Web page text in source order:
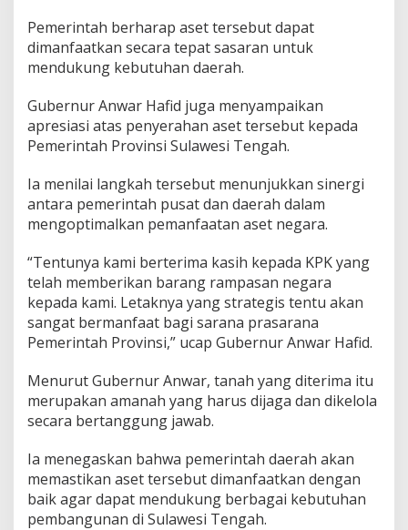
Pemerintah berharap aset tersebut dapat
dimanfaatkan secara tepat sasaran untuk
mendukung kebutuhan daerah.
Gubernur Anwar Hafid juga menyampaikan
apresiasi atas penyerahan aset tersebut kepada
Pemerintah Provinsi Sulawesi Tengah.
Ia menilai langkah tersebut menunjukkan sinergi
antara pemerintah pusat dan daerah dalam
mengoptimalkan pemanfaatan aset negara.
“Tentunya kami berterima kasih kepada KPK yang
telah memberikan barang rampasan negara
kepada kami. Letaknya yang strategis tentu akan
sangat bermanfaat bagi sarana prasarana
Pemerintah Provinsi,” ucap Gubernur Anwar Hafid.
Menurut Gubernur Anwar, tanah yang diterima itu
merupakan amanah yang harus dijaga dan dikelola
secara bertanggung jawab.
Ia menegaskan bahwa pemerintah daerah akan
memastikan aset tersebut dimanfaatkan dengan
baik agar dapat mendukung berbagai kebutuhan
pembangunan di Sulawesi Tengah.